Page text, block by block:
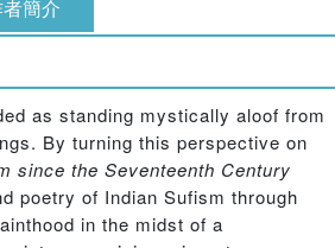
簡介
as standing mystically aloof from
By turning this perspective on
since the Seventeenth Century
poetry of Indian Sufism through
in the midst of a